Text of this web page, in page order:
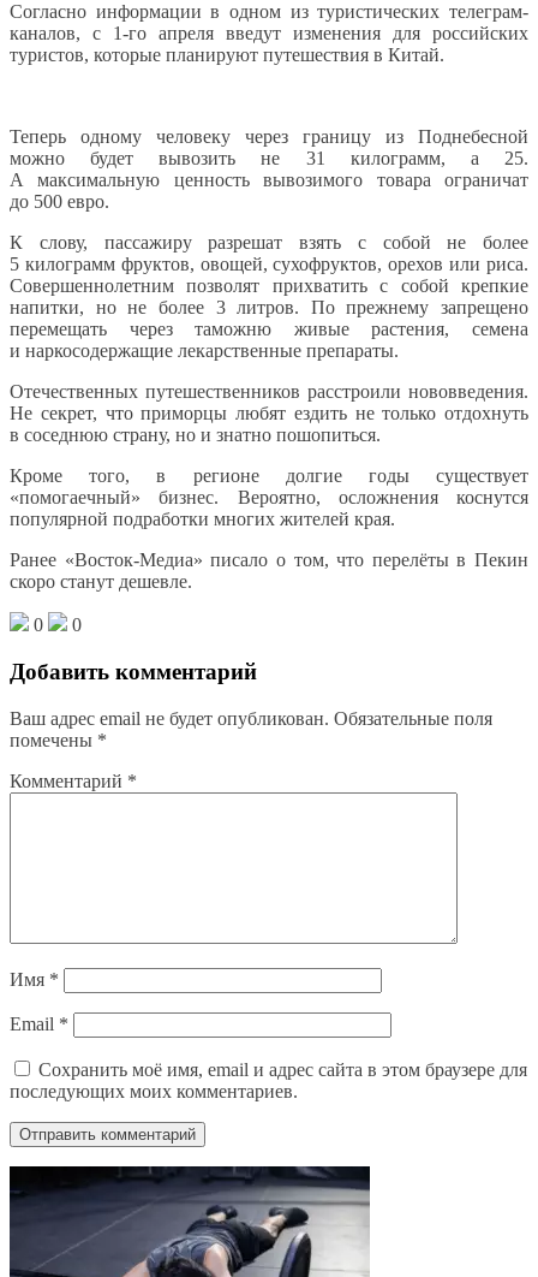
Согласно информации в одном из туристических телеграм-
каналов, с 1-го апреля введут изменения для российских
туристов, которые планируют путешествия в Китай.
Теперь одному человеку через границу из Поднебесной
можно будет вывозить не 31 килограмм, а 25.
А максимальную ценность вывозимого товара ограничат
до 500 евро.
К слову, пассажиру разрешат взять с собой не более
5 килограмм фруктов, овощей, сухофруктов, орехов или риса.
Совершеннолетним позволят прихватить с собой крепкие
напитки, но не более 3 литров. По прежнему запрещено
перемещать через таможню живые растения, семена
и наркосодержащие лекарственные препараты.
Отечественных путешественников расстроили нововведения.
Не секрет, что приморцы любят ездить не только отдохнуть
в соседнюю страну, но и знатно пошопиться.
Кроме того, в регионе долгие годы существует
«помогаечный» бизнес. Вероятно, осложнения коснутся
популярной подработки многих жителей края.
Ранее «Восток-Медиа» писало о том, что перелёты в Пекин
скоро станут дешевле.
0 0
Добавить комментарий
Ваш адрес email не будет опубликован. Обязательные поля
помечены *
Комментарий *
Имя *
Email *
Сохранить моё имя, email и адрес сайта в этом браузере для
последующих моих комментариев.